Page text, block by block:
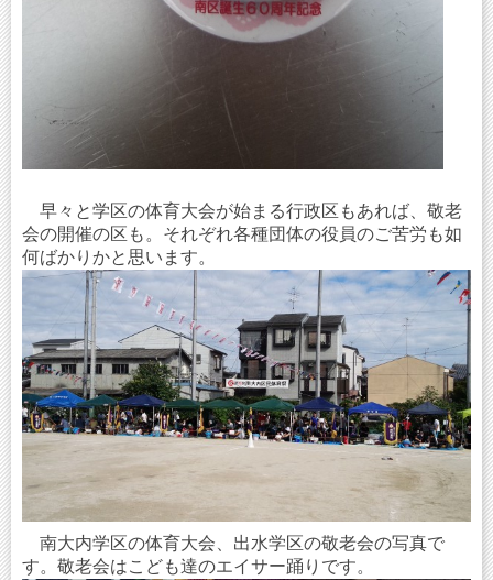
早々と学区の体育大会が始まる行政区もあれば、敬老
会の開催の区も。それぞれ各種団体の役員のご苦労も如
何ばかりかと思います。
南大内学区の体育大会、出水学区の敬老会の写真で
す。敬老会はこども達のエイサー踊りです。